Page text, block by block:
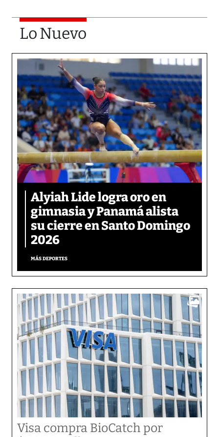
Lo Nuevo
Alyiah Lide logra oro en
gimnasia y Panamá alista
su cierre en Santo Domingo
2026
MÁS DEPORTES
Visa compra BioCatch por